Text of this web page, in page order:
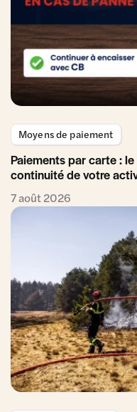
Moyens de paiement
Paiements par carte :
continuité de votre
7 août 2026